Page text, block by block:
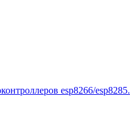
esp8266/esp8285.